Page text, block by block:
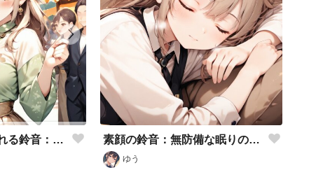
浅草の熱気に包まれる鈴音：三社祭の感動体験 素顔の鈴音：無防備な眠りの表情
ゆう